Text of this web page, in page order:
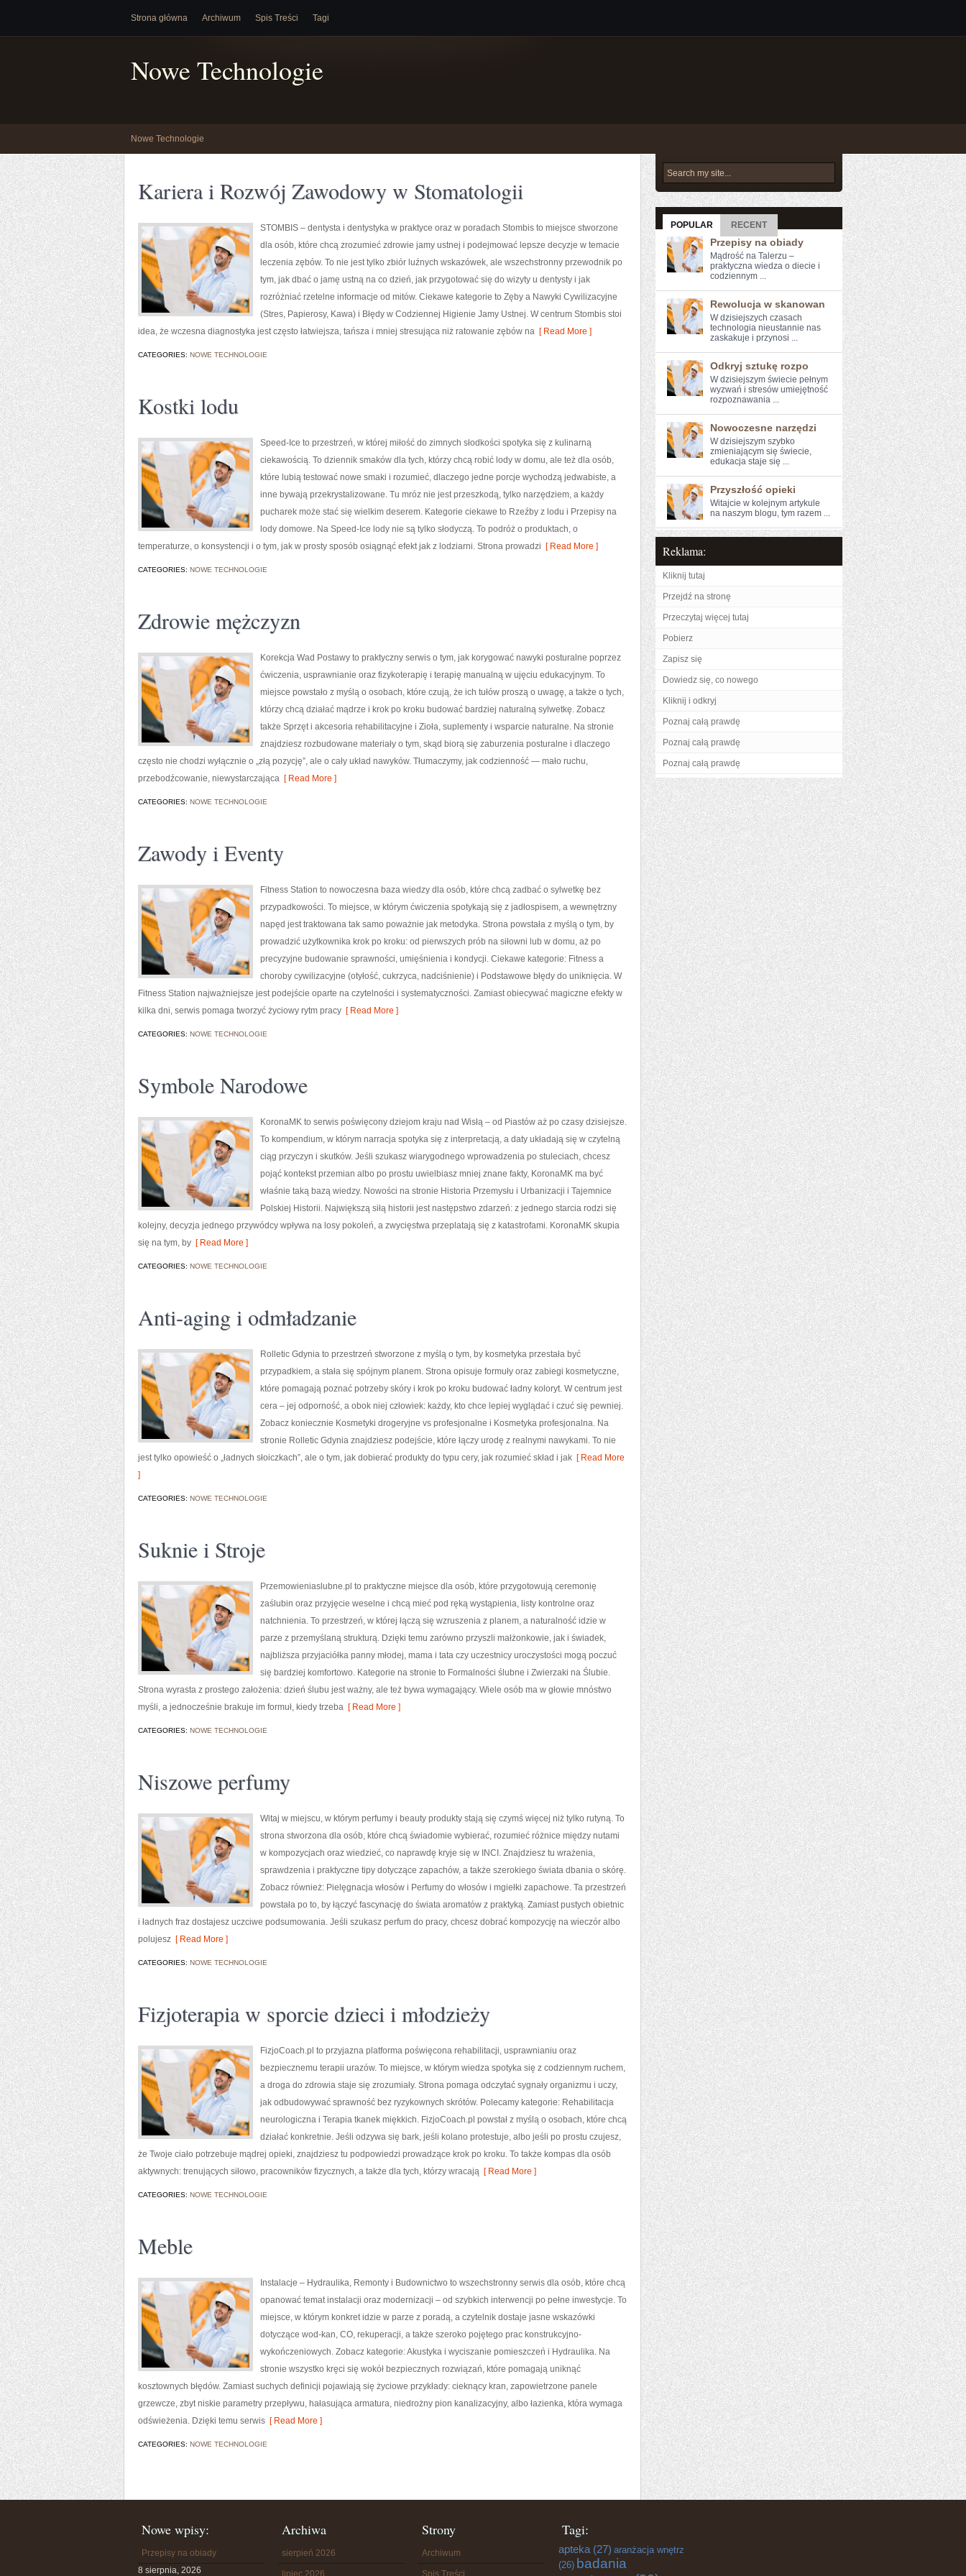
Strona główna Archiwum Spis Treści Tagi
Nowe Technologie
Nowe Technologie
Kariera i Rozwój Zawodowy w Stomatologii
STOMBIS – dentysta i dentystyka w praktyce oraz w poradach Stombis to miejsce stworzone
dla osób, które chcą zrozumieć zdrowie jamy ustnej i podejmować lepsze decyzje w temacie
leczenia zębów. To nie jest tylko zbiór luźnych wskazówek, ale wszechstronny przewodnik po
tym, jak dbać o jamę ustną na co dzień, jak przygotować się do wizyty u dentysty i jak
rozróżniać rzetelne informacje od mitów. Ciekawe kategorie to Zęby a Nawyki Cywilizacyjne
(Stres, Papierosy, Kawa) i Błędy w Codziennej Higienie Jamy Ustnej. W centrum Stombis stoi
idea, że wczesna diagnostyka jest często łatwiejsza, tańsza i mniej stresująca niż ratowanie zębów na [ Read More ]
CATEGORIES: NOWE TECHNOLOGIE
Kostki lodu
Speed-Ice to przestrzeń, w której miłość do zimnych słodkości spotyka się z kulinarną
ciekawością. To dziennik smaków dla tych, którzy chcą robić lody w domu, ale też dla osób,
które lubią testować nowe smaki i rozumieć, dlaczego jedne porcje wychodzą jedwabiste, a
inne bywają przekrystalizowane. Tu mróz nie jest przeszkodą, tylko narzędziem, a każdy
pucharek może stać się wielkim deserem. Kategorie ciekawe to Rzeźby z lodu i Przepisy na
lody domowe. Na Speed-Ice lody nie są tylko słodyczą. To podróż o produktach, o
temperaturze, o konsystencji i o tym, jak w prosty sposób osiągnąć efekt jak z lodziarni. Strona prowadzi [ Read More ]
CATEGORIES: NOWE TECHNOLOGIE
Zdrowie mężczyzn
Korekcja Wad Postawy to praktyczny serwis o tym, jak korygować nawyki posturalne poprzez
ćwiczenia, usprawnianie oraz fizykoterapię i terapię manualną w ujęciu edukacyjnym. To
miejsce powstało z myślą o osobach, które czują, że ich tułów proszą o uwagę, a także o tych,
którzy chcą działać mądrze i krok po kroku budować bardziej naturalną sylwetkę. Zobacz
także Sprzęt i akcesoria rehabilitacyjne i Zioła, suplementy i wsparcie naturalne. Na stronie
znajdziesz rozbudowane materiały o tym, skąd biorą się zaburzenia posturalne i dlaczego
często nie chodzi wyłącznie o „złą pozycję”, ale o cały układ nawyków. Tłumaczymy, jak codzienność — mało ruchu,
przebodźcowanie, niewystarczająca [ Read More ]
CATEGORIES: NOWE TECHNOLOGIE
Zawody i Eventy
Fitness Station to nowoczesna baza wiedzy dla osób, które chcą zadbać o sylwetkę bez
przypadkowości. To miejsce, w którym ćwiczenia spotykają się z jadłospisem, a wewnętrzny
napęd jest traktowana tak samo poważnie jak metodyka. Strona powstała z myślą o tym, by
prowadzić użytkownika krok po kroku: od pierwszych prób na siłowni lub w domu, aż po
precyzyjne budowanie sprawności, umięśnienia i kondycji. Ciekawe kategorie: Fitness a
choroby cywilizacyjne (otyłość, cukrzyca, nadciśnienie) i Podstawowe błędy do uniknięcia. W
Fitness Station najważniejsze jest podejście oparte na czytelności i systematyczności. Zamiast obiecywać magiczne efekty w
kilka dni, serwis pomaga tworzyć życiowy rytm pracy [ Read More ]
CATEGORIES: NOWE TECHNOLOGIE
Symbole Narodowe
KoronaMK to serwis poświęcony dziejom kraju nad Wisłą – od Piastów aż po czasy dzisiejsze.
To kompendium, w którym narracja spotyka się z interpretacją, a daty układają się w czytelną
ciąg przyczyn i skutków. Jeśli szukasz wiarygodnego wprowadzenia po stuleciach, chcesz
pojąć kontekst przemian albo po prostu uwielbiasz mniej znane fakty, KoronaMK ma być
właśnie taką bazą wiedzy. Nowości na stronie Historia Przemysłu i Urbanizacji i Tajemnice
Polskiej Historii. Największą siłą historii jest następstwo zdarzeń: z jednego starcia rodzi się
kolejny, decyzja jednego przywódcy wpływa na losy pokoleń, a zwycięstwa przeplatają się z katastrofami. KoronaMK skupia
się na tym, by [ Read More ]
CATEGORIES: NOWE TECHNOLOGIE
Anti-aging i odmładzanie
Rolletic Gdynia to przestrzeń stworzone z myślą o tym, by kosmetyka przestała być
przypadkiem, a stała się spójnym planem. Strona opisuje formuły oraz zabiegi kosmetyczne,
które pomagają poznać potrzeby skóry i krok po kroku budować ładny koloryt. W centrum jest
cera – jej odporność, a obok niej człowiek: każdy, kto chce lepiej wyglądać i czuć się pewniej.
Zobacz koniecznie Kosmetyki drogeryjne vs profesjonalne i Kosmetyka profesjonalna. Na
stronie Rolletic Gdynia znajdziesz podejście, które łączy urodę z realnymi nawykami. To nie
jest tylko opowieść o „ładnych słoiczkach”, ale o tym, jak dobierać produkty do typu cery, jak rozumieć skład i jak [ Read More
]
CATEGORIES: NOWE TECHNOLOGIE
Suknie i Stroje
Przemowieniaslubne.pl to praktyczne miejsce dla osób, które przygotowują ceremonię
zaślubin oraz przyjęcie weselne i chcą mieć pod ręką wystąpienia, listy kontrolne oraz
natchnienia. To przestrzeń, w której łączą się wzruszenia z planem, a naturalność idzie w
parze z przemyślaną strukturą. Dzięki temu zarówno przyszli małżonkowie, jak i świadek,
najbliższa przyjaciółka panny młodej, mama i tata czy uczestnicy uroczystości mogą poczuć
się bardziej komfortowo. Kategorie na stronie to Formalności ślubne i Zwierzaki na Ślubie.
Strona wyrasta z prostego założenia: dzień ślubu jest ważny, ale też bywa wymagający. Wiele osób ma w głowie mnóstwo
myśli, a jednocześnie brakuje im formuł, kiedy trzeba [ Read More ]
CATEGORIES: NOWE TECHNOLOGIE
Niszowe perfumy
Witaj w miejscu, w którym perfumy i beauty produkty stają się czymś więcej niż tylko rutyną. To
strona stworzona dla osób, które chcą świadomie wybierać, rozumieć różnice między nutami
w kompozycjach oraz wiedzieć, co naprawdę kryje się w INCI. Znajdziesz tu wrażenia,
sprawdzenia i praktyczne tipy dotyczące zapachów, a także szerokiego świata dbania o skórę.
Zobacz również: Pielęgnacja włosów i Perfumy do włosów i mgiełki zapachowe. Ta przestrzeń
powstała po to, by łączyć fascynację do świata aromatów z praktyką. Zamiast pustych obietnic
i ładnych fraz dostajesz uczciwe podsumowania. Jeśli szukasz perfum do pracy, chcesz dobrać kompozycję na wieczór albo
polujesz [ Read More ]
CATEGORIES: NOWE TECHNOLOGIE
Fizjoterapia w sporcie dzieci i młodzieży
FizjoCoach.pl to przyjazna platforma poświęcona rehabilitacji, usprawnianiu oraz
bezpiecznemu terapii urazów. To miejsce, w którym wiedza spotyka się z codziennym ruchem,
a droga do zdrowia staje się zrozumiały. Strona pomaga odczytać sygnały organizmu i uczy,
jak odbudowywać sprawność bez ryzykownych skrótów. Polecamy kategorie: Rehabilitacja
neurologiczna i Terapia tkanek miękkich. FizjoCoach.pl powstał z myślą o osobach, które chcą
działać konkretnie. Jeśli odzywa się bark, jeśli kolano protestuje, albo jeśli po prostu czujesz,
że Twoje ciało potrzebuje mądrej opieki, znajdziesz tu podpowiedzi prowadzące krok po kroku. To także kompas dla osób
aktywnych: trenujących siłowo, pracowników fizycznych, a także dla tych, którzy wracają [ Read More ]
CATEGORIES: NOWE TECHNOLOGIE
Meble
Instalacje – Hydraulika, Remonty i Budownictwo to wszechstronny serwis dla osób, które chcą
opanować temat instalacji oraz modernizacji – od szybkich interwencji po pełne inwestycje. To
miejsce, w którym konkret idzie w parze z poradą, a czytelnik dostaje jasne wskazówki
dotyczące wod-kan, CO, rekuperacji, a także szeroko pojętego prac konstrukcyjno-
wykończeniowych. Zobacz kategorie: Akustyka i wyciszanie pomieszczeń i Hydraulika. Na
stronie wszystko kręci się wokół bezpiecznych rozwiązań, które pomagają uniknąć
kosztownych błędów. Zamiast suchych definicji pojawiają się życiowe przykłady: cieknący kran, zapowietrzone panele
grzewcze, zbyt niskie parametry przepływu, hałasująca armatura, niedrożny pion kanalizacyjny, albo łazienka, która wymaga
odświeżenia. Dzięki temu serwis [ Read More ]
CATEGORIES: NOWE TECHNOLOGIE
POPULAR RECENT
Przepisy na obiady
Mądrość na Talerzu –
praktyczna wiedza o diecie i
codziennym ...
Rewolucja w skanowan
W dzisiejszych czasach
‌technologia nieustannie ‍nas
zaskakuje⁢ i przynosi ...
Odkryj sztukę rozpo
W dzisiejszym świecie pełnym
wyzwań i stresów ⁣umiejętność
rozpoznawania ...
Nowoczesne narzędzi
W dzisiejszym ​szybko
zmieniającym się świecie,
edukacja staje się ...
Przyszłość opieki
Witajcie w ‍kolejnym artykule
na naszym blogu, tym razem ...
Reklama:
Kliknij tutaj
Przejdź na stronę
Przeczytaj więcej tutaj
Pobierz
Zapisz się
Dowiedz się, co nowego
Kliknij i odkryj
Poznaj całą prawdę
Poznaj całą prawdę
Poznaj całą prawdę
Nowe wpisy:
Przepisy na obiady
8 sierpnia, 2026
Archiwa
sierpień 2026
lipiec 2026
Strony
Archiwum
Spis Treści
Tagi:
apteka (27) aranżacja wnętrz
(26) badania